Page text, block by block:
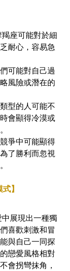
羯座可能對於細
耐心，容易急
們可能對自己過
風險或潛在的
類型的人可能不
會顯得冷漠或
爭中可能顯得
了勝利而忽視
】
展現出一種獨
喜歡刺激和冒
與自己一同探
戀愛風格相對
會拐彎抹角，